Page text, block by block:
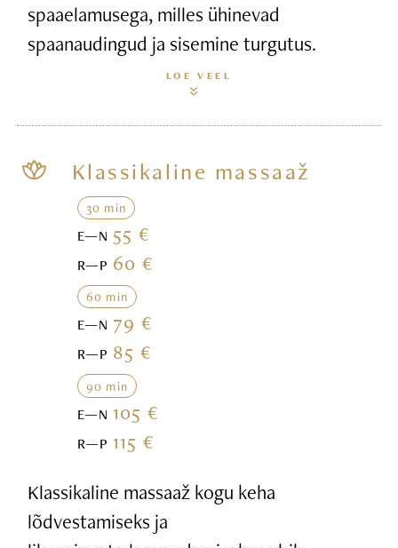
spaaelamusega, milles ühinevad
spaanaudingud ja sisemine turgutus.
LOE VEEL
Klassikaline massaaž
30 min
E—N 55 €
R—P 60 €
60 min
E—N 79 €
R—P 85 €
90 min
E—N105 €
R—P115 €
Klassikaline massaaž kogu keha
lõdvestamiseks ja